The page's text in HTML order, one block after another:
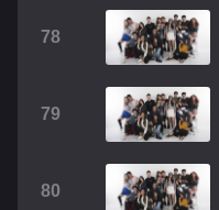
78
79
80